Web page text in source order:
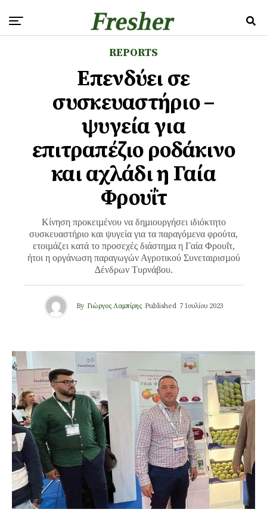
REPORTS
Επενδύει σε
συσκευαστήριο –
ψυγεία για
επιτραπέζιο ροδάκινο
και αχλάδι η Γαία
Φρουΐτ
Κίνηση προκειµένου να δηµιουργήσει ιδιόκτητο
συσκευαστήριο και ψυγεία για τα παραγόµενα φρούτα,
ετοιµάζει κατά το προσεχές διάστηµα η Γαία Φρουΐτ,
ήτοι η οργάνωση παραγωγών Αγροτικού Συνεταιρισµού
∆ένδρων Τυρνάβου.
By Γιώργος Λαμπίρης Published 7 Ιουλίου 2023